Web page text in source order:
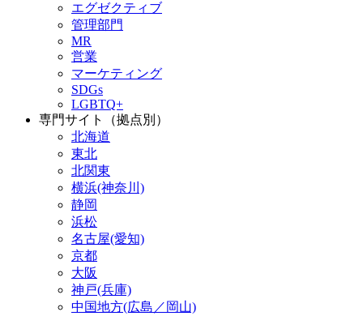
エグゼクティブ
管理部門
MR
営業
マーケティング
SDGs
LGBTQ+
専門サイト（拠点別）
北海道
東北
北関東
横浜(神奈川)
静岡
浜松
名古屋(愛知)
京都
大阪
神戸(兵庫)
中国地方(広島／岡山)